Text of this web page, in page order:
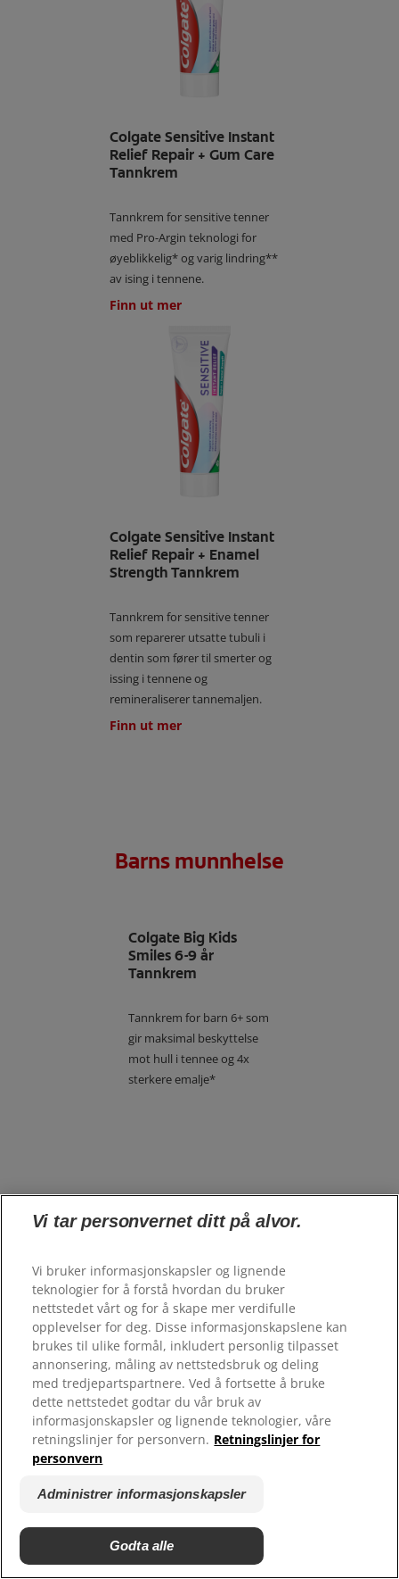
Colgate Sensitive Instant
Relief Repair + Gum Care
Tannkrem
Tannkrem for sensitive tenner
med Pro-Argin teknologi for
øyeblikkelig* og varig lindring**
av ising i tennene.
Finn ut mer
Colgate Sensitive Instant
Relief Repair + Enamel
Strength Tannkrem
Tannkrem for sensitive tenner
som reparerer utsatte tubuli i
dentin som fører til smerter og
issing i tennene og
remineraliserer tannemaljen.
Finn ut mer
Barns munnhelse
Colgate Big Kids
Smiles 6-9 år
Tannkrem
Tannkrem for barn 6+ som
gir maksimal beskyttelse
mot hull i tennee og 4x
sterkere emalje*
Colgate Karies Kontroll
Tannkremen gir tennene den
Vi tar personvernet ditt på alvor.
Vi bruker informasjonskapsler og lignende
teknologier for å forstå hvordan du bruker
nettstedet vårt og for å skape mer verdifulle
opplevelser for deg. Disse informasjonskapslene kan
brukes til ulike formål, inkludert personlig tilpasset
annonsering, måling av nettstedsbruk og deling
med tredjepartspartnere. Ved å fortsette å bruke
dette nettstedet godtar du vår bruk av
informasjonskapsler og lignende teknologier, våre
retningslinjer for personvern. Retningslinjer for
personvern
Administrer informasjonskapsler
Godta alle